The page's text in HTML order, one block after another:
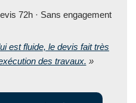
72h · Sans engagement
est fluide, le devis fait très
des travaux. »